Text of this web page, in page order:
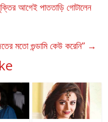
আগেই পাততাড়ি গোটালেন
মতো গুন্ডামি কেউ করেনি” →